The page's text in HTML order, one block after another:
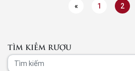
TÌM KIẾM RƯỢU
« 1 2